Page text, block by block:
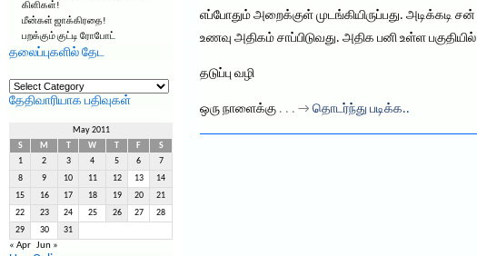
கிளிகள்!
மீன்கள் ஜாக்கிரதை!
பறக்கும் குட்டி ரோபோட்
தலைப்புகளில் தேட
தலைப்புகளில்
தேட
தேதிவாரியாக பதிவுகள்
May 2011
S
M W F
S
1
2 3 4 5 6 7
8 9 10 11 12 13 14
15 16 17 18 19 20 21
22 23 24 25 26 27 28
29 30 31
« Apr Jun »
எப்போதும் அறைக்குள் முடங்கியிருப்பது. அடிக்கடி
உணவு அதிகம் சாப்பிடுவது. அதிக பனி உள்ள பகுதியில்
தடுப்பு வழி
ஒரு நாளைக்கு . . . → தொடர்ந்து படிக்க..